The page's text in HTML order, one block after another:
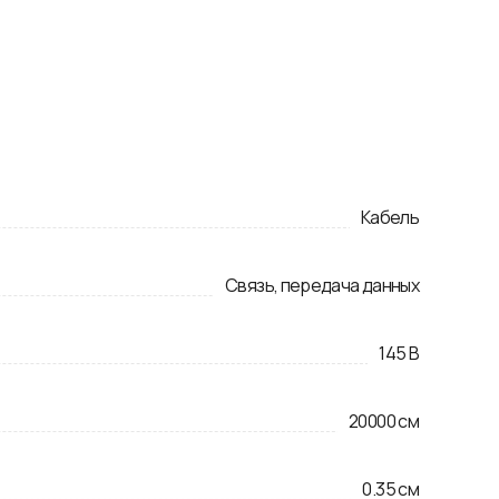
Кабель
Связь, передача данных
145В
20000см
0.35см